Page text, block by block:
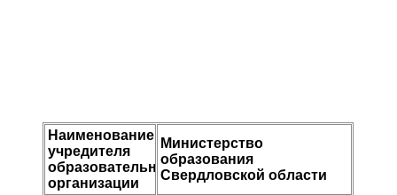
Наименование
учредителя
образовательной
организации
Министерство
образования
Свердловской области